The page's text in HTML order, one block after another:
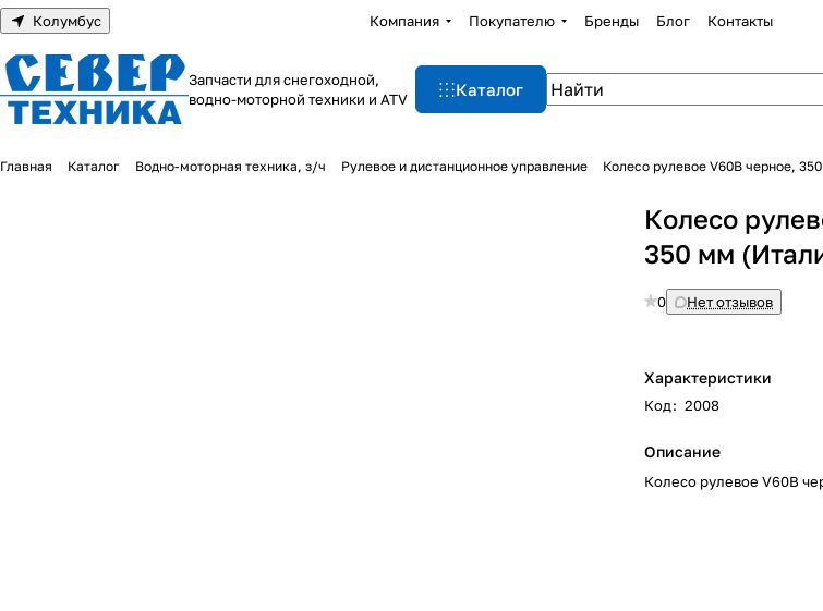
Колумбус Компания Покупателю Бренды Блог Контакты
Запчасти для снегоходной,
водно-моторной техники и ATV
Каталог
Главная Каталог Водно-моторная техника, з/ч Рулевое и дистанционное управление Колесо рулевое V60B черное,
Колесо
350 мм
0 Нет отзывов
Характеристики
Код: 2008
Описание
Колесо рулевое V60B